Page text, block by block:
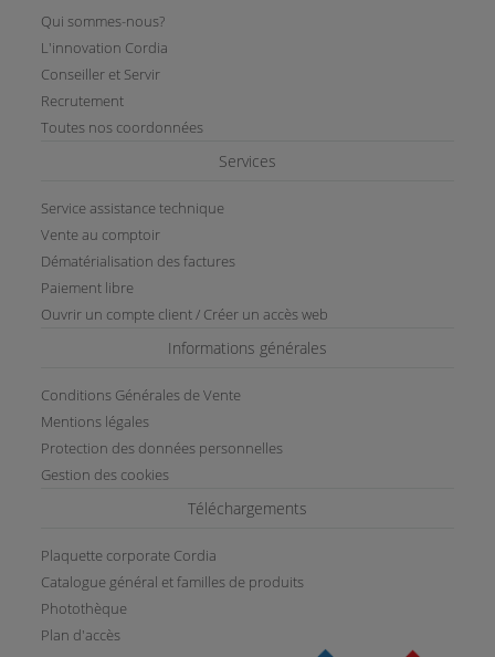
Qui sommes-nous?
L'innovation Cordia
Conseiller et Servir
Recrutement
Toutes nos coordonnées
Services
Service assistance technique
Vente au comptoir
Dématérialisation des factures
Paiement libre
Ouvrir un compte client / Créer un accès web
Informations générales
Conditions Générales de Vente
Mentions légales
Protection des données personnelles
Gestion des cookies
Téléchargements
Plaquette corporate Cordia
Catalogue général et familles de produits
Photothèque
Plan d'accès